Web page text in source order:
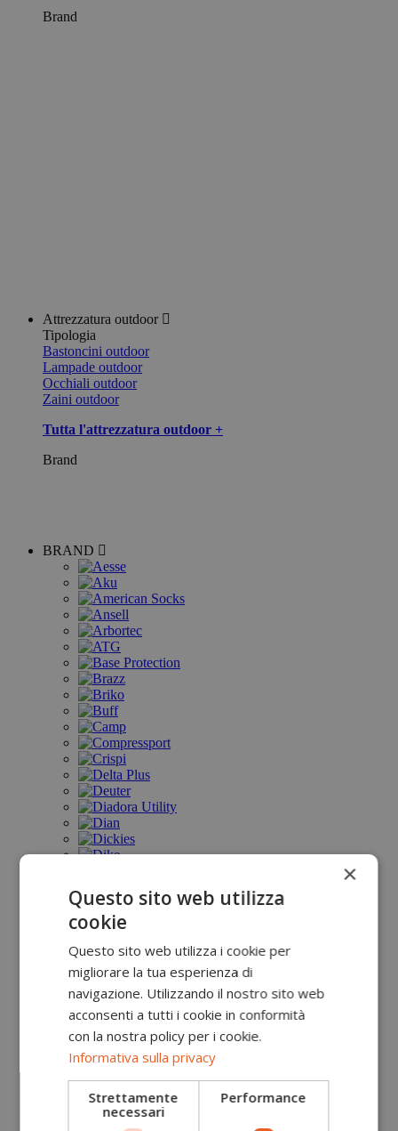
Brand
Attrezzatura outdoor
Tipologia
Bastoncini outdoor
Lampade outdoor
Occhiali outdoor
Zaini outdoor
Tutta l'attrezzatura outdoor +
Brand
BRAND
×
Questo sito web utilizza
cookie
Questo sito web utilizza i cookie per
migliorare la tua esperienza di
navigazione. Utilizzando il nostro sito web
acconsenti a tutti i cookie in conformità
con la nostra policy per i cookie.
Informativa sulla privacy
Strettamente
necessari
Performance